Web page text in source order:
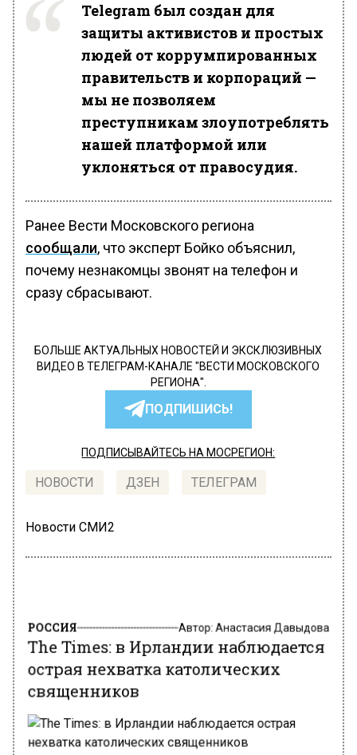
Telegram был создан для
защиты активистов и простых
людей от коррумпированных
правительств и корпораций —
мы не позволяем
преступникам злоупотреблять
нашей платформой или
уклоняться от правосудия.
Ранее Вести Московского региона
сообщали, что эксперт Бойко объяснил,
почему незнакомцы звонят на телефон и
сразу сбрасывают.
БОЛЬШЕ АКТУАЛЬНЫХ НОВОСТЕЙ И ЭКСКЛЮЗИВНЫХ
ВИДЕО В ТЕЛЕГРАМ-КАНАЛЕ "ВЕСТИ МОСКОВСКОГО
РЕГИОНА".
ПОДПИШИСЬ!
ПОДПИСЫВАЙТЕСЬ НА МОСРЕГИОН:
НОВОСТИ ДЗЕН ТЕЛЕГРАМ
Новости СМИ2
The Times: в Ирландии наблюдается
острая нехватка католических
священников